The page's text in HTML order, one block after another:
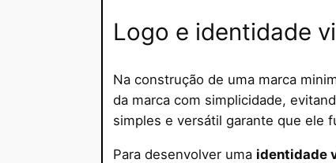
Logo e identidade
Na construção de uma marca
da marca com simplicidade,
simples e versátil garante que ele
Para desenvolver uma identidade